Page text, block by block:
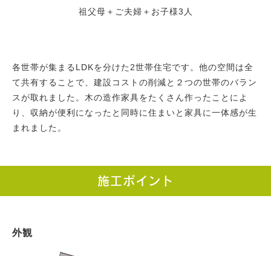
祖父母＋ご夫婦＋お子様3人
各世帯が集まるLDKを分けた2世帯住宅です。他の空間は全
て共有することで、建設コストの削減と２つの世帯のバラン
スが取れました。木の造作家具をたくさん作ったことによ
り、収納が便利になったと同時に住まいと家具に一体感が生
まれました。
施工ポイント
外観